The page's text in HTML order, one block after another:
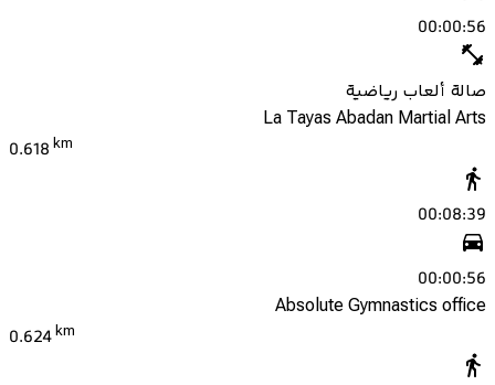
00:00:56
صالة ألعاب رياضية
La Tayas Abadan Martial Arts
0.618 km
00:08:39
00:00:56
Absolute Gymnastics office
0.624km